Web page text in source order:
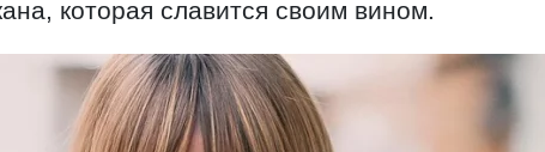
которая славится своим вином.